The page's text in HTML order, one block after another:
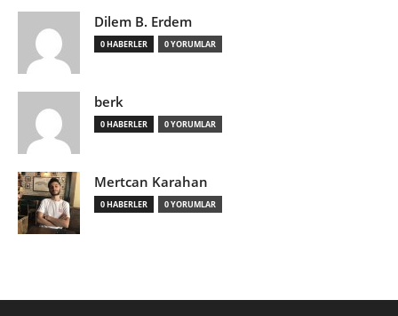
Dilem B. Erdem
0 HABERLER 0 YORUMLAR
berk
0 HABERLER 0 YORUMLAR
Mertcan Karahan
0 HABERLER 0 YORUMLAR